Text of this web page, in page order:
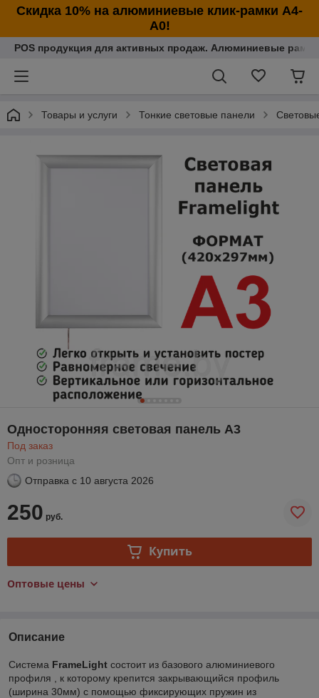
Cкидка 10% на алюминиевые клик-рамки А4-
А0!
POS продукция для активных продаж. Алюминиевые рамки
Товары и услуги Тонкие световые панели
Односторонняя световая панель А3
Под заказ
Опт и розница
Отправка с 10 августа 2026
250 руб.
Купить
Оптовые цены
Описание
Система FrameLight состоит из базового алюминиевого
профиля , к которому крепится закрывающийся профиль
(ширина 30мм) с помощью фиксирующих пружин из